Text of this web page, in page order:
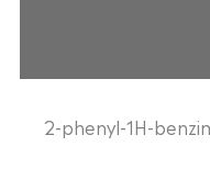
2-phenyl-1H-